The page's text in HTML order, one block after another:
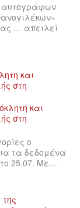
αυτογράφων
… απειλεί
και
στη
ο
τα δεδομένα
25.07. Με…